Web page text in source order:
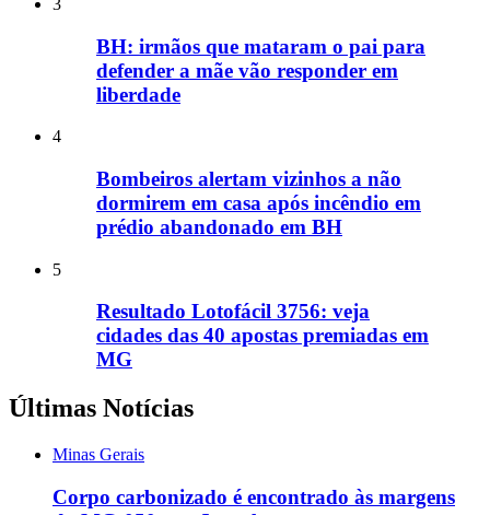
BH: irmãos que mataram o pai para
defender a mãe vão responder em
liberdade
4
Bombeiros alertam vizinhos a não
dormirem em casa após incêndio em
prédio abandonado em BH
5
Resultado Lotofácil 3756: veja
cidades das 40 apostas premiadas em
MG
Últimas Notícias
Minas Gerais
Corpo carbonizado é encontrado às margens